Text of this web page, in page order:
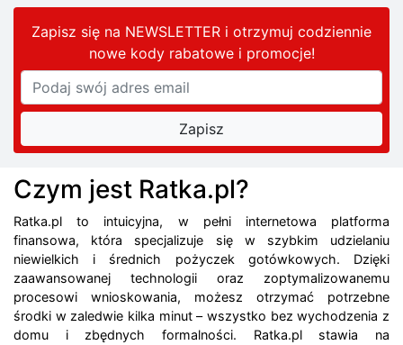
Zapisz się na NEWSLETTER i otrzymuj codziennie
nowe kody rabatowei promocje!
Czym jest Ratka.pl?
Ratka.pl to intuicyjna, w pełni internetowa platforma
finansowa, która specjalizuje się w szybkim udzielaniu
niewielkich i średnich pożyczek gotówkowych. Dzięki
zaawansowanej technologii oraz zoptymalizowanemu
procesowi wnioskowania, możesz otrzymać potrzebne
środki w zaledwie kilka minut – wszystko bez wychodzenia z
domu i zbędnych formalności. Ratka.pl stawia na